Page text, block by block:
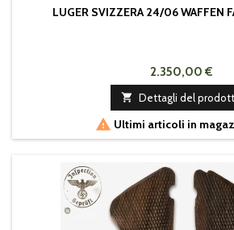
LUGER SVIZZERA 24/06 WAFFEN
2.350,00 €
 Dettagli del
 Ultimi articoli in